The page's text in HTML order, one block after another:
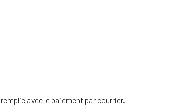
avec le paiement par courrier.